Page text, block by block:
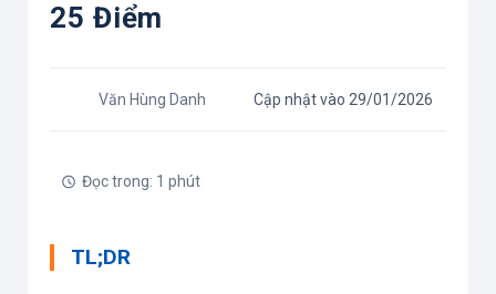
25 Điểm
Văn Hùng Danh Cập nhật vào 29/01/2026
Đọc trong: 1 phút
TL;DR